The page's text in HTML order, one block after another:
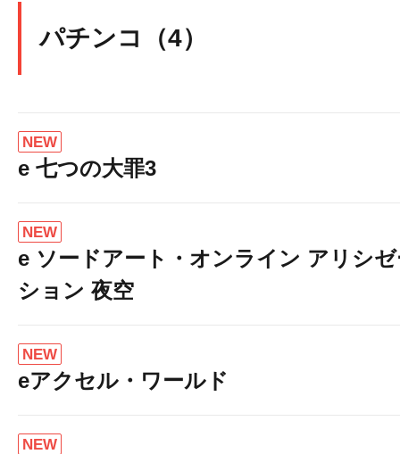
パチンコ（4）
NEW
e 七つの大罪3
NEW
e ソードアート・オンライン アリシ
ション 夜空
NEW
eアクセル・ワールド
NEW